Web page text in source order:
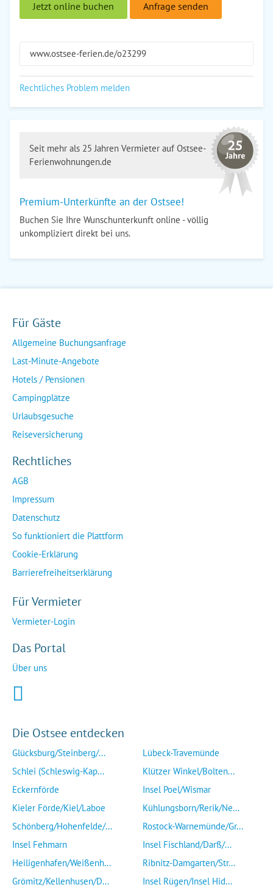
Jetzt online buchen Anfrage senden
www.ostsee-ferien.de/o23299
Rechtliches Problem melden
Seit mehr als 25 Jahren Vermieter auf Ostsee-
Ferienwohnungen.de
Premium-Unterkünfte an der Ostsee!
Buchen Sie Ihre Wunschunterkunft online - völlig
unkompliziert direkt bei uns.
Für Gäste
Allgemeine Buchungsanfrage
Last-Minute-Angebote
Hotels / Pensionen
Campingplätze
Urlaubsgesuche
Reiseversicherung
Rechtliches
AGB
Impressum
Datenschutz
So funktioniert die Plattform
Cookie-Erklärung
Barrierefreiheitserklärung
Für Vermieter
Vermieter-Login
Das Portal
Über uns
Die Ostsee entdecken
Glücksburg/Steinberg/...
Schlei (Schleswig-Kap...
Eckernförde
Kieler Förde/Kiel/Laboe
Schönberg/Hohenfelde/...
Insel Fehmarn
Heiligenhafen/Weißenh...
Grömitz/Kellenhusen/D...
Lübeck-Travemünde
Klützer Winkel/Bolten...
Insel Poel/Wismar
Kühlungsborn/Rerik/Ne...
Rostock-Warnemünde/Gr...
Insel Fischland/Darß/...
Ribnitz-Damgarten/Str...
Insel Rügen/Insel Hid...